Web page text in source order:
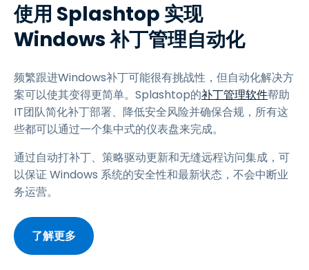
使用 Splashtop 实现
Windows 补丁管理自动化
频繁跟进Windows补丁可能很有挑战性，但自动化解决方
案可以使其变得更简单。Splashtop的补丁管理软件帮助
IT团队简化补丁部署、降低安全风险并确保合规，所有这
些都可以通过一个集中式的仪表盘来完成。
通过自动打补丁、策略驱动更新和无缝远程访问集成，可
以保证 Windows 系统的安全性和最新状态，不会中断业
务运营。
了解更多